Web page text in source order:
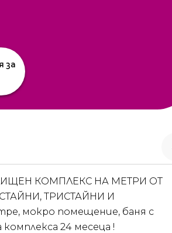
за
КОМПЛЕКС НА МЕТРИ ОТ
ТРИСТАЙНИ И
мокро помещение, баня с
24 месеца !